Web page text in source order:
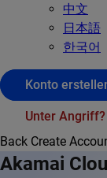
中文
日本語
한국어
Konto
Unter Angriff?
Back Create
Akamai